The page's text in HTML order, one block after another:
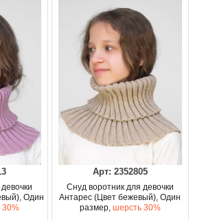
Один
30%
Арт: 2352805
Снуд воротник для девочки
Антарес (Цвет бежевый), Один
размер, шерсть 30%